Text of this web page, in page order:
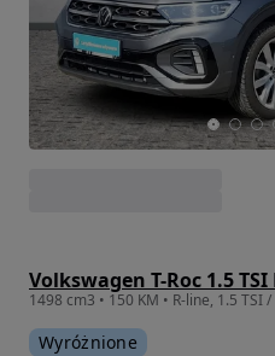
Volkswagen T-Roc 1.5 TSI
Wyróżnione